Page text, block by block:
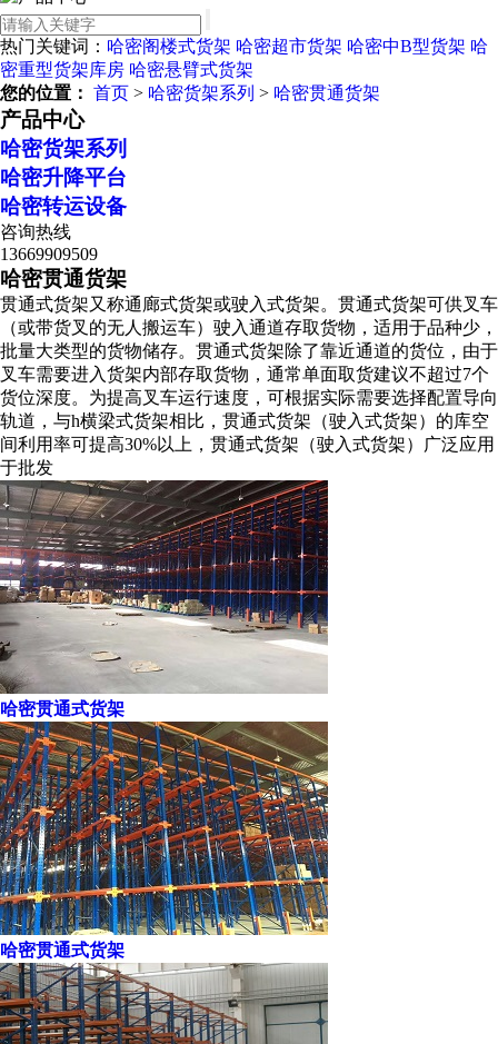
热门关键词： 哈密阁楼式货架 哈密超市货架 哈密中B型货架 哈
密重型货架库房 哈密悬臂式货架
您的位置： 首页 > 哈密货架系列 > 哈密贯通货架
产品中心
哈密货架系列
哈密升降平台
哈密转运设备
咨询热线
13669909509
哈密贯通货架
贯通式货架又称通廊式货架或驶入式货架。贯通式货架可供叉车
（或带货叉的无人搬运车）驶入通道存取货物，适用于品种少，
批量大类型的货物储存。贯通式货架除了靠近通道的货位，由于
叉车需要进入货架内部存取货物，通常单面取货建议不超过7个
货位深度。为提高叉车运行速度，可根据实际需要选择配置导向
轨道，与h横梁式货架相比，贯通式货架（驶入式货架）的库空
间利用率可提高30%以上，贯通式货架（驶入式货架）广泛应用
于批发
哈密贯通式货架
哈密贯通式货架